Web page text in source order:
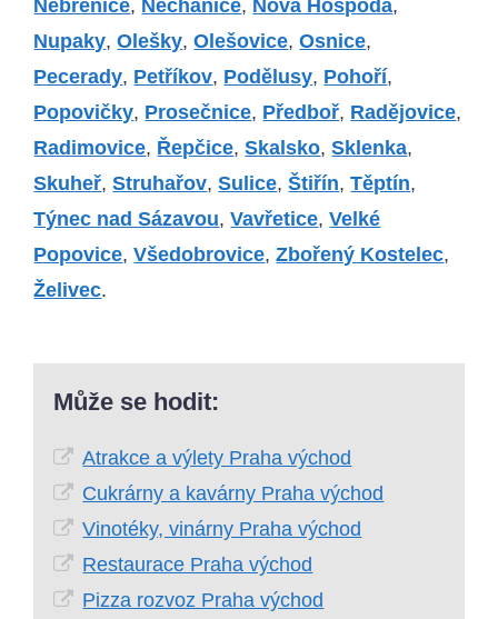
Nebřenice, Nechánice, Nová Hospoda,
Nupaky,Olešky,Olešovice,Osnice,
Pecerady, Petříkov, Podělusy, Pohoří,
Popovičky, Prosečnice, Předboř, Radějovice,
Radimovice, Řepčice,Skalsko,Sklenka,
Skuheř,Struhařov,Sulice,Štiřín,Těptín,
Týnec nad Sázavou,Vavřetice,Velké
Popovice,Všedobrovice,Zbořený Kostelec,
Želivec.
Může se hodit:
Atrakce a výlety Praha východ
Cukrárny a kavárny Praha východ
Vinotéky, vinárny Praha východ
Restaurace Praha východ
Pizza rozvoz Praha východ